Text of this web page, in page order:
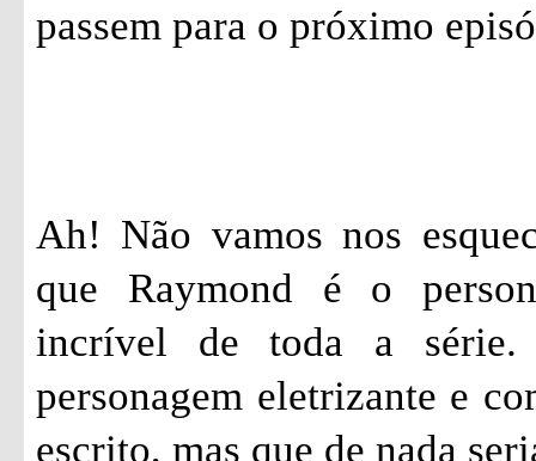
passem para o próximo
Ah! Não vamos nos
que Raymond é o
incrível de toda a
personagem eletrizante e
escrito, mas que de nada